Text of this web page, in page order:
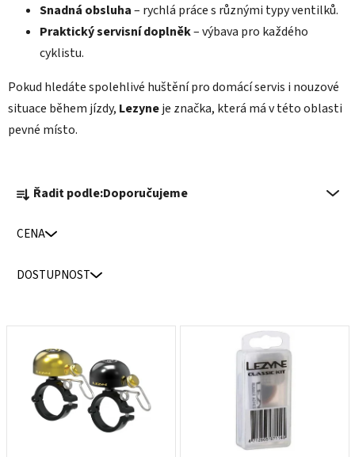
Snadná obsluha– rychlá práce s různými typy ventilků.
Praktický servisní doplněk– výbava pro každého
cyklistu.
Pokud hledáte spolehlivé huštění pro domácí servis i nouzové
situace během jízdy, Lezyneje značka, která má v této oblasti
pevné místo.
a
e
n
r
Řadit podle:Doporučujeme
CENA
DOSTUPNOST